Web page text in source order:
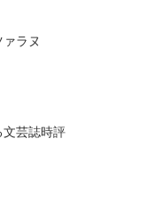
ラヌ
芸誌時評